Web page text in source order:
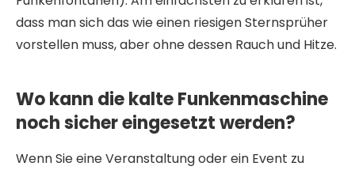
dass man sich das wie einen riesigen Sternsprüher
vorstellen muss, aber ohne dessen Rauch und Hitze.
Wo kann die kalte Funkenmaschine
noch sicher eingesetzt werden?
Wenn Sie eine Veranstaltung oder ein Event zu